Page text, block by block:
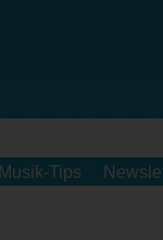
Musik-Tips